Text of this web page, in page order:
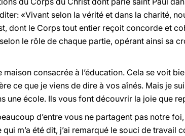
«Vivant selon la vérité et dans la charité,
dont le Corps tout entier reçoit concorde et
le rôle de chaque partie, opérant ainsi sa
maison consacrée à l’éducation. Cela se voit
ce que je viens de dire à vos aînés. Mais je
une école. Ils vous font découvrir la joie que
d’entre vous ne partagent pas notre
m’a été dit, j’ai remarqué le souci de travail